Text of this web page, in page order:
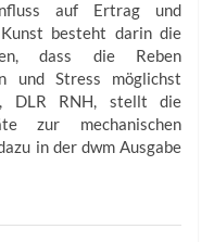
auf Ertrag und
besteht darin die
dass die Reben
und Stress möglichst
DLR RNH, stellt die
zur mechanischen
in der dwm Ausgabe